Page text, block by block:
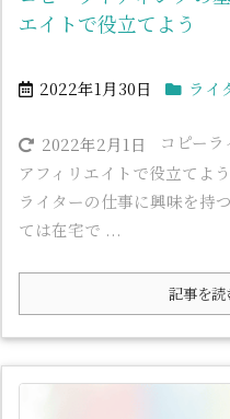
エイトで役立てよう
2022年1月30日 ライ
2022年2月1日
コピー
アフィリエイトで役立てよ
ライターの仕事に興味を持
ては在宅で ...
記事を読